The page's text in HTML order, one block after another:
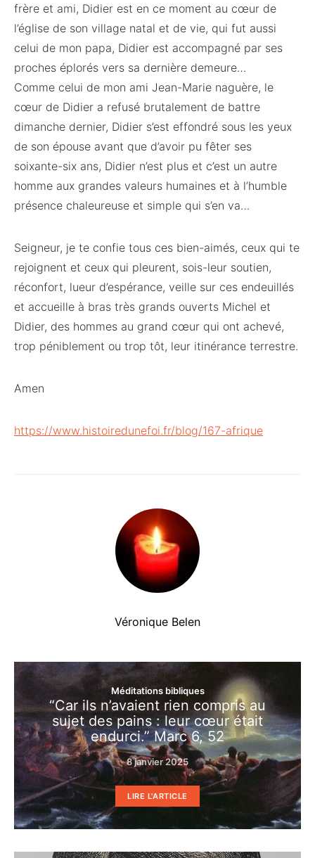
frère et ami, Didier est en ce moment au cœur de
l’église de son village natal et de vie, qui fut aussi
celui de mon papa, Didier est accompagné par ses
proches éplorés vers sa dernière demeure…
Comme celui de mon ami Jean-Marie naguère, le
cœur de Didier a refusé brutalement de battre
dimanche dernier, Didier s’est effondré sous les yeux
de son épouse avant que d’avoir pu fêter ses
soixante-six ans, Didier n’est plus et c’est un autre
homme aux grandes valeurs humaines et à l’humble
présence chaleureuse et simple qui s’en va…
Seigneur, je te confie tous ces bien-aimés, ceux qui te
rejoignent et ceux qui pleurent, sois-leur soutien,
réconfort, lueur d’espérance, veille sur ces endeuillés
et accueille à bras très grands ouverts Michel et
Didier, des hommes au grand cœur qui ont achevé,
trop péniblement ou trop tôt, leur itinérance terrestre.
Amen
https://www.histoiredunefoi.fr/blog/167-afrique
Véronique Belen
Méditations bibliques
“Car ils n’avaient rien compris au
sujet des pains : leur cœur était
endurci.” Marc 6, 52
8 janvier 2025
LIRE L'ARTICLE